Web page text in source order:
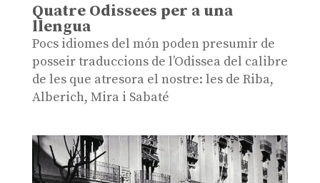
Quatre Odissees per a una
llengua
Pocs idiomes del món poden presumir de
posseir traduccions de l’Odissea del calibre
de les que atresora el nostre: les de Riba,
Alberich, Mira i Sabaté